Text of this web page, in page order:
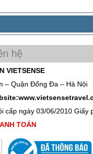
VIETSENSE
– Quận Đống Đa – Hà Nội
ngày 03/06/2010
TOÁN